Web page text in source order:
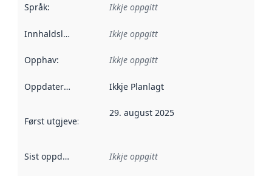
Språk: Ikkje oppgitt
Innhaldsleverandørar :
Ikkje oppgitt
Opphav: Ikkje oppgitt
Oppdateringsfrekvens :
Ikkje Planlagt
Først utgjeve: Denne datoen seier når dataa i dette
29. august 2025
Sist oppdatert Ikkje oppgitt